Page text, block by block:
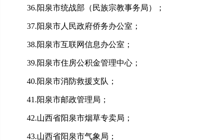
36.阳泉市统战部（民族宗教事务局）；
37.阳泉市人民政府侨务办公室；
38.阳泉市互联网信息办公室；
39.阳泉市住房公积金管理中心；
40.阳泉市消防救援支队；
41.阳泉市邮政管理局；
42.山西省阳泉市烟草专卖局；
43.山西省阳泉市气象局；